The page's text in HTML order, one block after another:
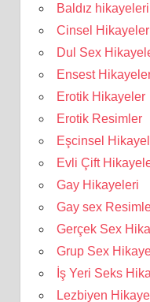
Baldız hikayeleri
Cinsel Hikayeler
Dul Sex
Ensest
Erotik Hikayeler
Erotik Resimler
Eşcinsel
Evli Çift
Gay Hikayeleri
Gay sex
Gerçek Sex
Grup Sex
İş Yeri Seks
Lezbiyen